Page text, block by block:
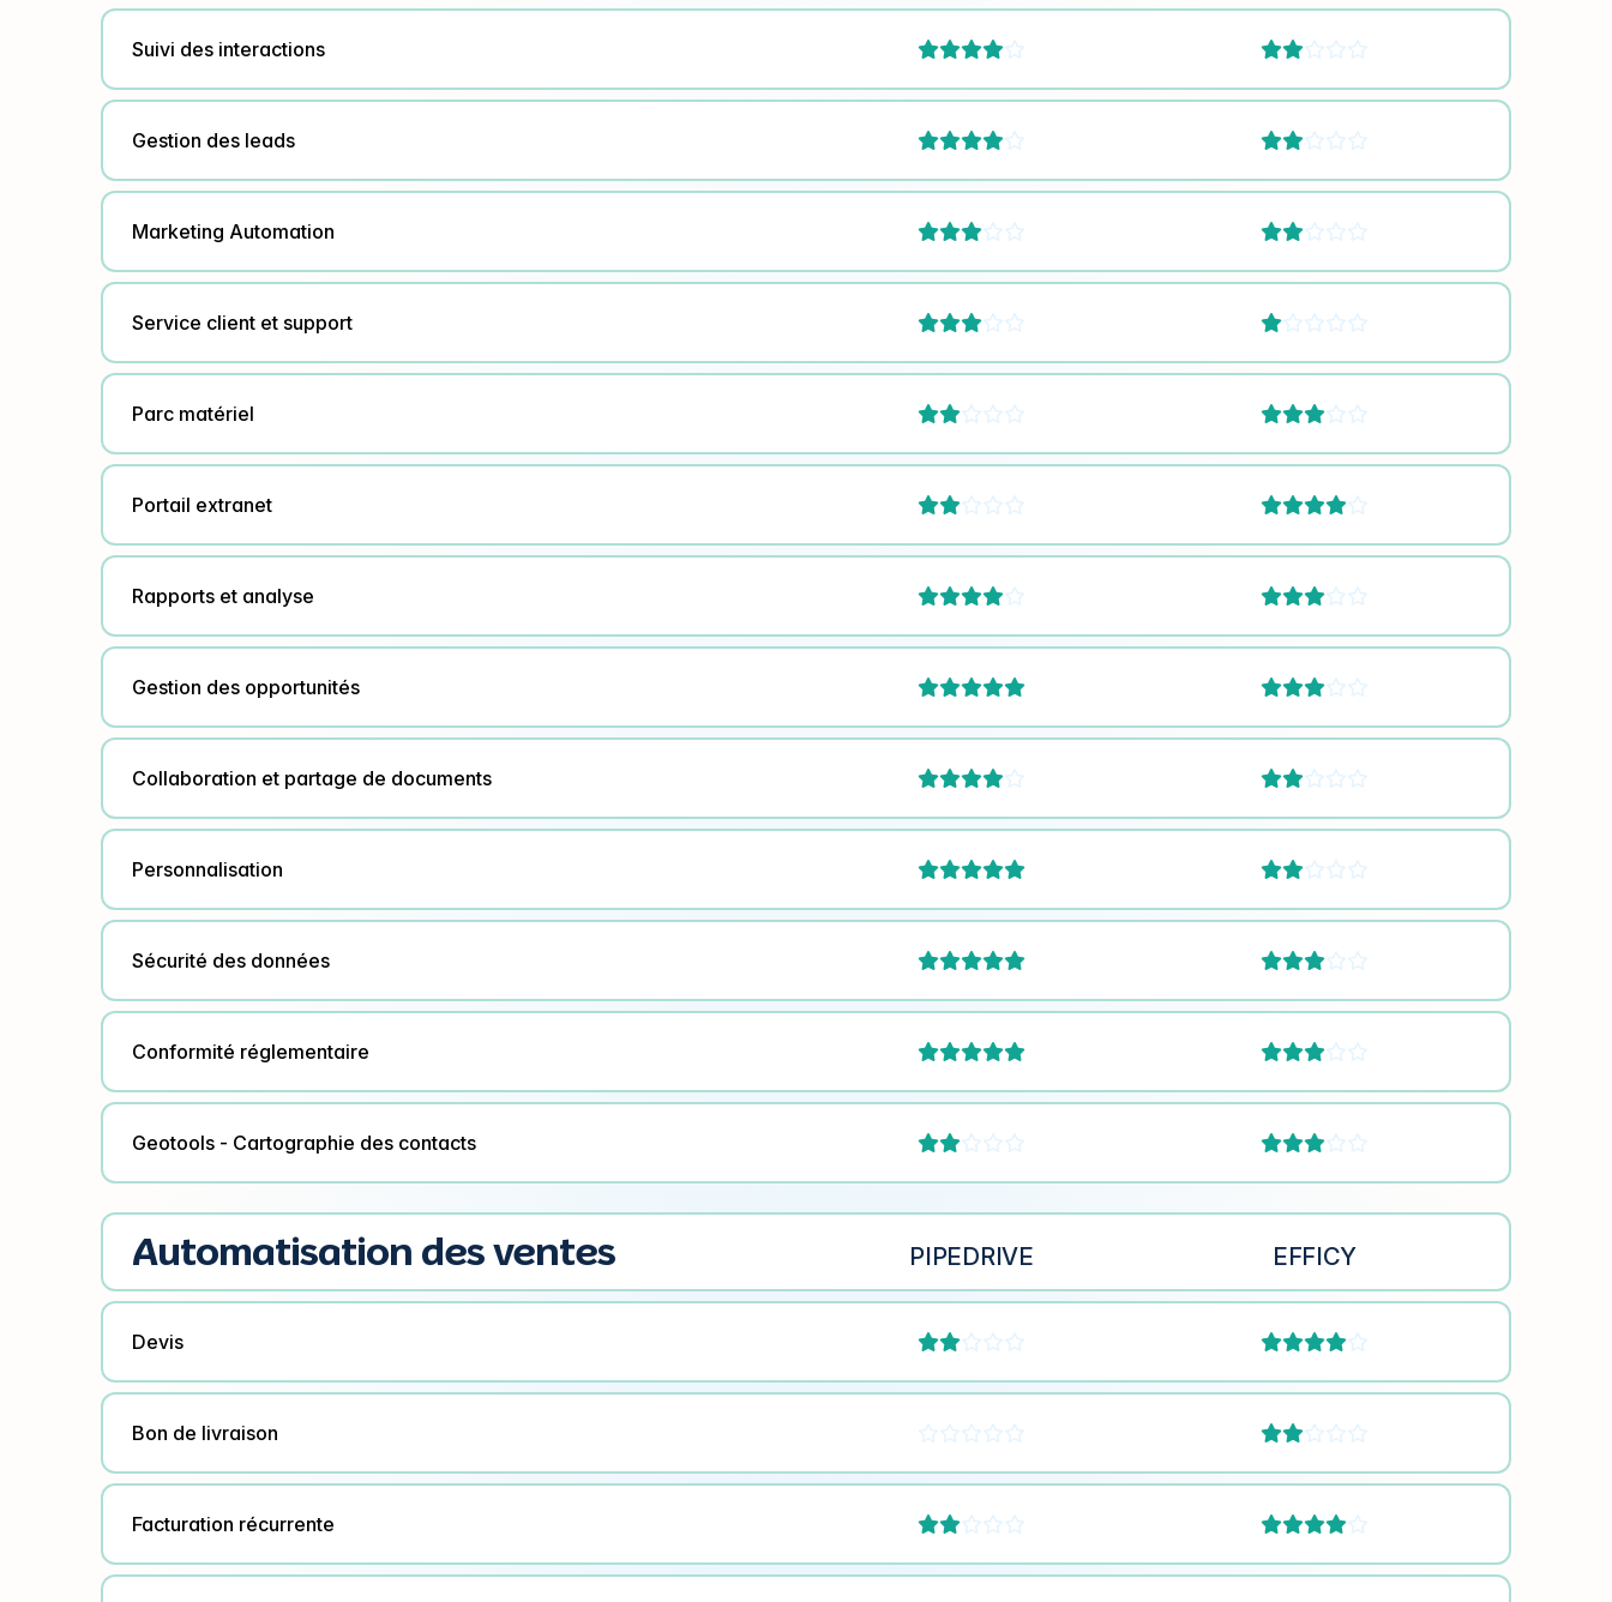
Suivi des interactions  
Gestion des leads  
Marketing Automation  
Service client et support  
Parc matériel  
Portail extranet  
Rapports et analyse  
Gestion des opportunités  
Collaboration et partage de documents  
Personnalisation  
Sécurité des données  
Conformité réglementaire  
Geotools - Cartographie des contacts  
Automatisation des ventes PIPEDRIVE EFFICY
Devis  
Bon de livraison  
Facturation récurrente  